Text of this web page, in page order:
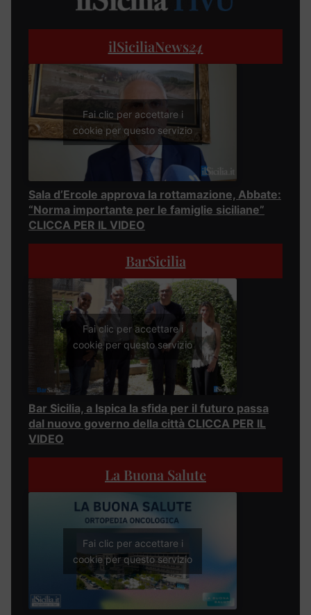
ilSiciliaNews24
Fai clic per accettare i
cookie per questo servizio
Sala d’Ercole approva la rottamazione, Abbate:
“Norma importante per le famiglie siciliane”
CLICCA PER IL VIDEO
BarSicilia
Fai clic per accettare i
cookie per questo servizio
Bar Sicilia, a Ispica la sfida per il futuro passa
dal nuovo governo della città CLICCA PER IL
VIDEO
La Buona Salute
Fai clic per accettare i
cookie per questo servizio